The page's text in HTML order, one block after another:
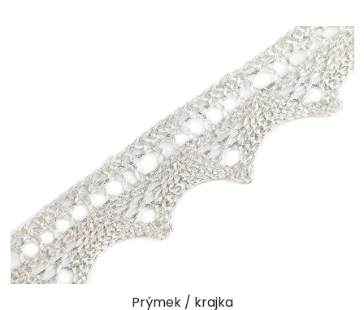
Prýmek / krajka